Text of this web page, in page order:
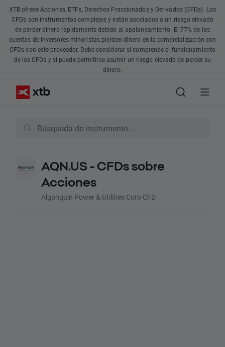
XTB ofrece Acciones, ETFs, Derechos Fraccionados y Derivados (CFDs). Los
CFDs son instrumentos complejos y están asociados a un riesgo elevado
de perder dinero rápidamente debido al apalancamiento. El 77% de las
cuentas de inversores minoristas pierden dinero en la comercialización con
CFDs con este proveedor. Debe considerar si comprende el funcionamiento
de los CFDs y si puede permitirse asumir un riesgo elevado de perder su
dinero.
AQN.US - CFDs sobre
Acciones
Algonquin Power & Utilities Corp CFD